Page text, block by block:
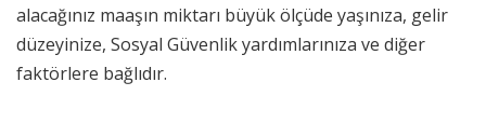
alacağınız maaşın miktarı büyük ölçüde yaşınıza, gelir
düzeyinize, Sosyal Güvenlik yardımlarınıza ve diğer
faktörlere bağlıdır.